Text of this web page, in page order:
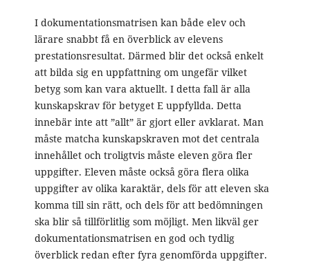
I dokumentationsmatrisen kan både elev och
lärare snabbt få en överblick av elevens
prestationsresultat. Därmed blir det också enkelt
att bilda sig en uppfattning om ungefär vilket
betyg som kan vara aktuellt. I detta fall är alla
kunskapskrav för betyget E uppfyllda. Detta
innebär inte att ”allt” är gjort eller avklarat. Man
måste matcha kunskapskraven mot det centrala
innehållet och troligtvis måste eleven göra fler
uppgifter. Eleven måste också göra flera olika
uppgifter av olika karaktär, dels för att eleven ska
komma till sin rätt, och dels för att bedömningen
ska blir så tillförlitlig som möjligt. Men likväl ger
dokumentationsmatrisen en god och tydlig
överblick redan efter fyra genomförda uppgifter.